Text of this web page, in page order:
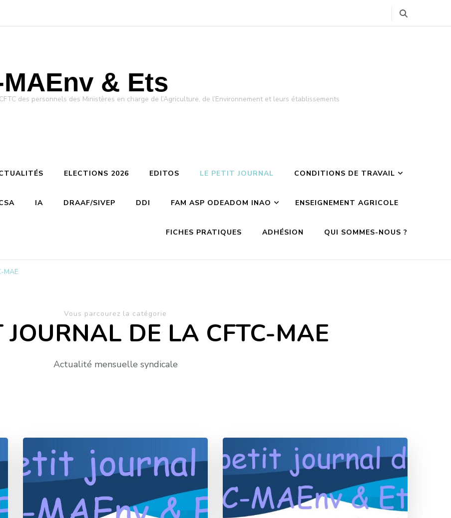
MAEnv & Ets
des personnels des Ministères en charge de l’Agriculture, de l’Environnement et leurs établissements
ELECTIONS 2026 EDITOS LE PETIT JOURNAL CONDITIONS DE TRAVAIL
IA DRAAF/SIVEP DDI FAM ASP ODEADOM INAO ENSEIGNEMENT AGRICOLE
FICHES PRATIQUES ADHÉSION QUI SOMMES-NOUS ?
MAE
Vous parcourez la catégorie
JOURNAL DE LA CFTC-MAE
Actualité mensuelle syndicale